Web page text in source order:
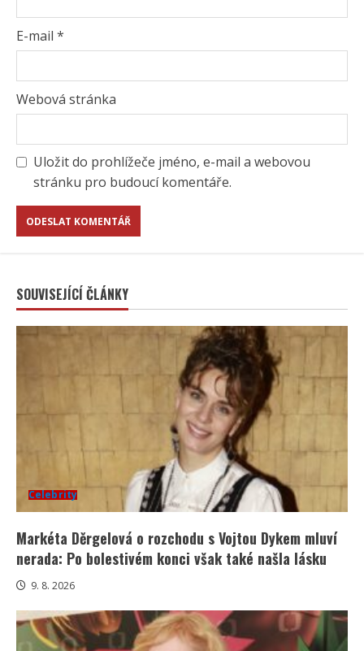
E-mail *
Webová stránka
Uložit do prohlížeče jméno, e-mail a webovou
stránku pro budoucí komentáře.
SOUVISEJÍCÍ ČLÁNKY
Celebrity
Markéta Děrgelová o rozchodu s Vojtou Dykem mluví
nerada: Po bolestivém konci však také našla lásku
9. 8. 2026